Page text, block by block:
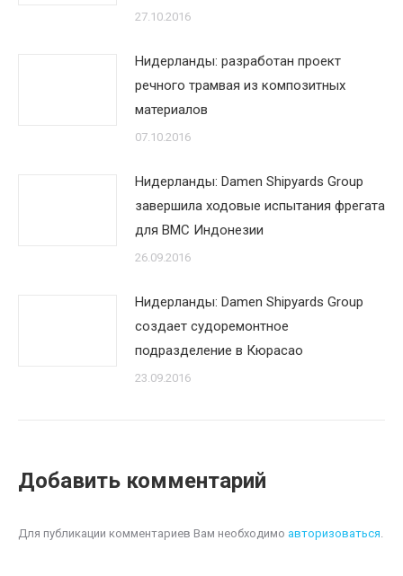
27.10.2016
Нидерланды: разработан проект
речного трамвая из композитных
материалов
07.10.2016
Нидерланды: Damen Shipyards Group
завершила ходовые испытания фрегата
для ВМС Индонезии
26.09.2016
Нидерланды: Damen Shipyards Group
создает судоремонтное
подразделение в Кюрасао
23.09.2016
Добавить комментарий
Для публикации комментариев Вам необходимо авторизоваться.